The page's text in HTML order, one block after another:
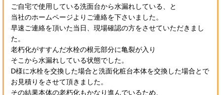
ご自宅で使用している洗面台から水漏れしている、と
当社のホームページよりご連絡を下さいました。
早速ご連絡を頂いた当日、現場確認の方をさせていただきまし
た。
老朽化がすすんだ水栓の根元部分に亀裂が入り
そこから水漏れしている状態でした。
D様に水栓を交換した場合と洗面化粧台本体を交換した場合とで
お見積りをさせて頂きました。
その結果本体の老朽化もかなり進んでいるため、